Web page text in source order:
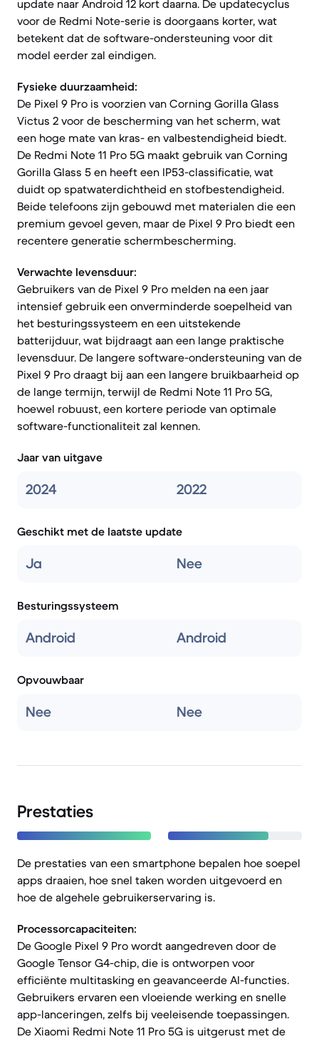
update naar Android 12 kort daarna. De updatecyclus
voor de Redmi Note-serie is doorgaans korter, wat
betekent dat de software-ondersteuning voor dit
model eerder zal eindigen.
Fysieke duurzaamheid:
De Pixel 9 Pro is voorzien van Corning Gorilla Glass
Victus 2 voor de bescherming van het scherm, wat
een hoge mate van kras- en valbestendigheid biedt.
De Redmi Note 11 Pro 5G maakt gebruik van Corning
Gorilla Glass 5 en heeft een IP53-classificatie, wat
duidt op spatwaterdichtheid en stofbestendigheid.
Beide telefoons zijn gebouwd met materialen die een
premium gevoel geven, maar de Pixel 9 Pro biedt een
recentere generatie schermbescherming.
Verwachte levensduur:
Gebruikers van de Pixel 9 Pro melden na een jaar
intensief gebruik een onverminderde soepelheid van
het besturingssysteem en een uitstekende
batterijduur, wat bijdraagt aan een lange praktische
levensduur. De langere software-ondersteuning van de
Pixel 9 Pro draagt bij aan een langere bruikbaarheid op
de lange termijn, terwijl de Redmi Note 11 Pro 5G,
hoewel robuust, een kortere periode van optimale
software-functionaliteit zal kennen.
Jaar van uitgave
2024 2022
Geschikt met de laatste update
Ja Nee
Besturingssysteem
Android Android
Opvouwbaar
Nee Nee
Prestaties
De prestaties van een smartphone bepalen hoe soepel
apps draaien, hoe snel taken worden uitgevoerd en
hoe de algehele gebruikerservaring is.
Processorcapaciteiten:
De Google Pixel 9 Pro wordt aangedreven door de
Google Tensor G4-chip, die is ontworpen voor
efficiënte multitasking en geavanceerde AI-functies.
Gebruikers ervaren een vloeiende werking en snelle
app-lanceringen, zelfs bij veeleisende toepassingen.
De Xiaomi Redmi Note 11 Pro 5G is uitgerust met de